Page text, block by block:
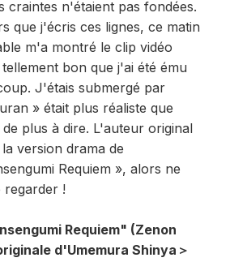
craintes n'étaient pas fondées.
que j'écris ces lignes, ce matin
m'a montré le clip vidéo
bon que j'ai été ému
J'étais submergé par
» était plus réaliste que
plus à dire. L'auteur original
version drama de
Requiem », alors ne
regarder !
Requiem" (Zenon
d'Umemura Shinya＞